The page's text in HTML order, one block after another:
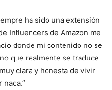
ha sido una extensión
Influencers de Amazon me
donde mi contenido no se
que realmente se traduce
clara y honesta de vivir